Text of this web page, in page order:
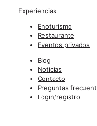
Experiencias
Enoturismo
Restaurante
Eventos privados
Blog
Noticias
Contacto
Preguntas
Login/registro